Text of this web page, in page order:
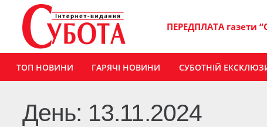
ПЕРЕДПЛАТА газети
ТОП НОВИНИ ГАРЯЧІ НОВИНИ СУБОТНІЙ
День: 13.11.2024